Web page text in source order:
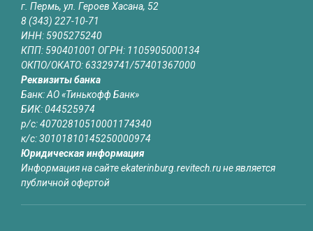
г. Пермь, ул. Героев Хасана, 52
8 (343) 227-10-71
ИНН: 5905275240
КПП: 590401001 ОГРН: 1105905000134
ОКПО/ОКАТО: 63329741/57401367000
Реквизиты банка
Банк: АО «Тинькофф Банк»
БИК: 044525974
р/с: 40702810510001174340
к/с: 30101810145250000974
Юридическая информация
Информация на сайте ekaterinburg.revitech.ru не является
публичной офертой